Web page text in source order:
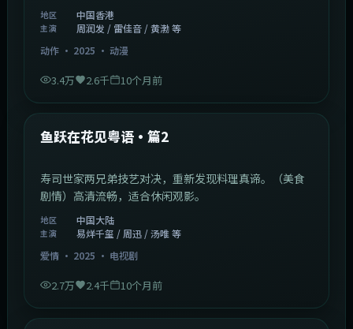
地区 中国香港
主演
周润发 / 雷佳音 / 黄渤 等
动作· 2025 · 动漫
3.4万 2.6千 10个月前
最新
鱼跃在花见粤语·篇2
寿司世家两兄弟技艺对决，重新发现料理真谛。（美食
剧情）高清流畅，适合休闲观影。
地区 中国大陆
主演
易烊千玺 / 周迅 / 汤唯 等
爱情· 2025 · 电视剧
2.7万 2.4千 10个月前